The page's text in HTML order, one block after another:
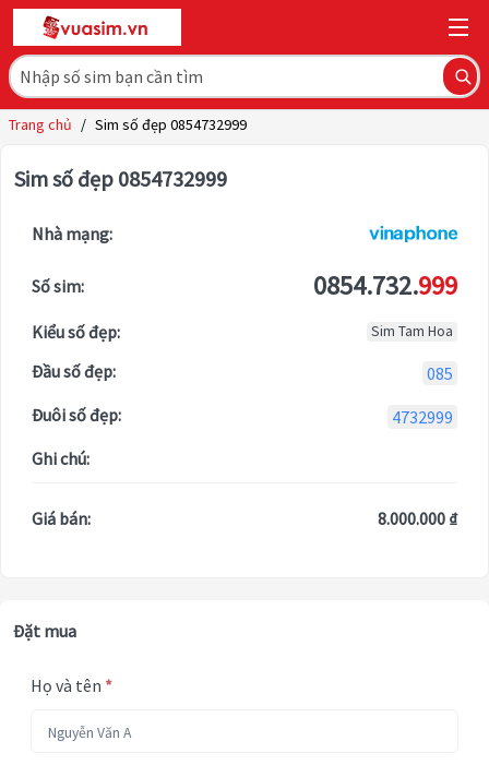
Trang chủ / Sim số đẹp 0854732999
Sim số đẹp 0854732999
Nhà mạng:
Số sim: 0854.732.999
Kiểu số đẹp: Sim Tam Hoa
Đầu số đẹp:
085
Đuôi số đẹp:
4732999
Ghi chú:
Giá bán: 8.000.000 ₫
Đặt mua
Họ và tên *